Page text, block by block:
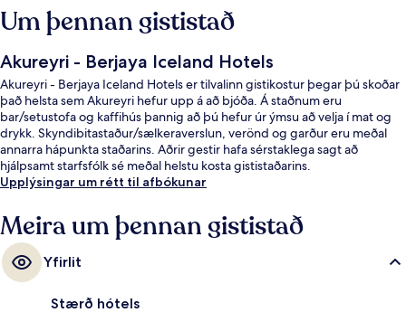
Um þennan gististað
Akureyri - Berjaya Iceland Hotels
Akureyri - Berjaya Iceland Hotels er tilvalinn gistikostur þegar þú skoðar
það helsta sem Akureyri hefur upp á að bjóða. Á staðnum eru
bar/setustofa og kaffihús þannig að þú hefur úr ýmsu að velja í mat og
drykk. Skyndibitastaður/sælkeraverslun, verönd og garður eru meðal
annarra hápunkta staðarins. Aðrir gestir hafa sérstaklega sagt að
hjálpsamt starfsfólk sé meðal helstu kosta gististaðarins.
Upplýsingar um rétt til afbókunar
Meira um þennan gististað
Yfirlit
Stærð hótels